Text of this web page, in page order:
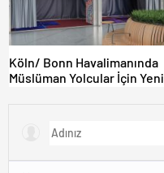
Köln/ Bonn Havalimanında
Müslüman Yolcular İçin Yeni